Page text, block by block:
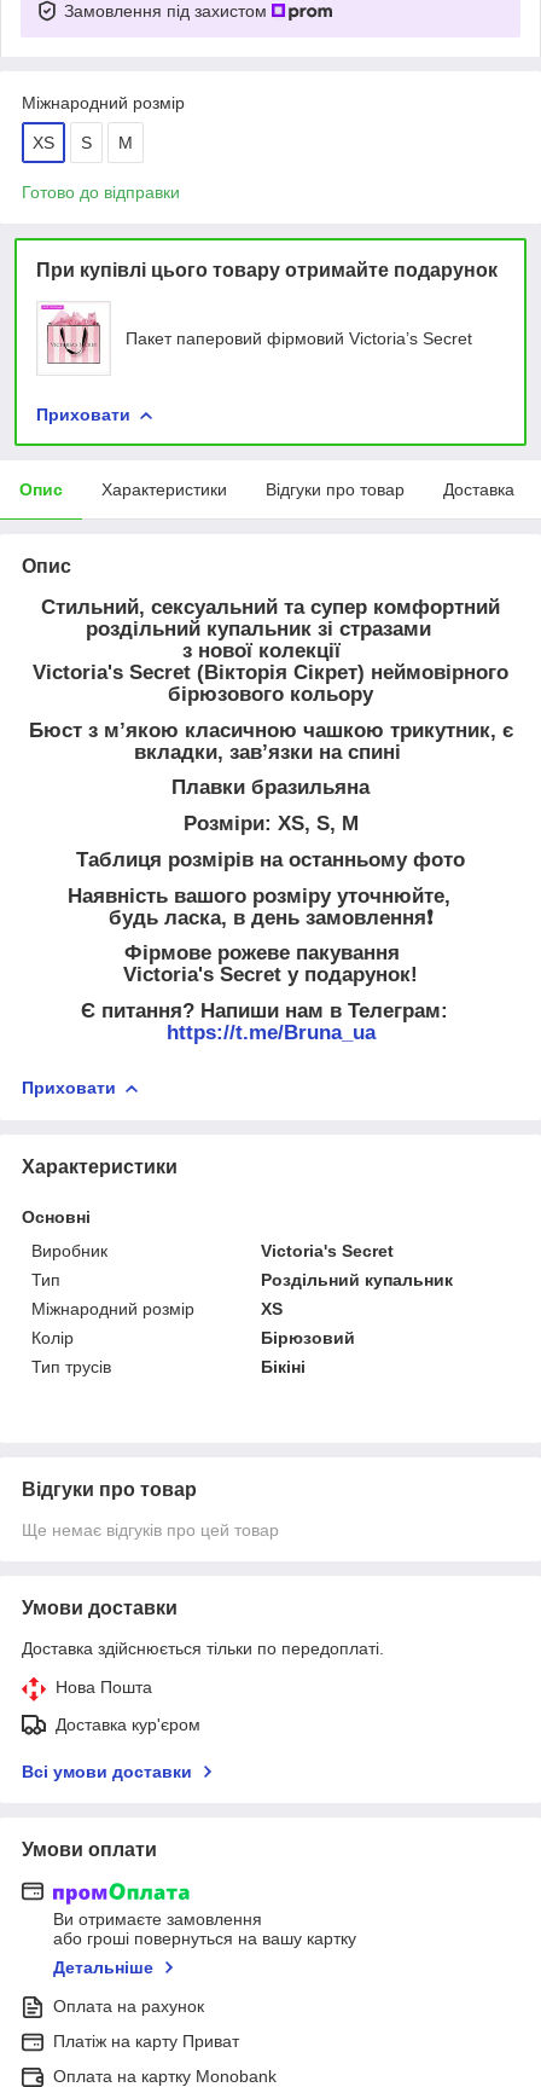
Замовлення під захистом
Міжнародний розмір
XS S M
Готово до відправки
При купівлі цього товару отримайте подарунок
Пакет паперовий фірмовий Victoria’s Secret
Приховати
Опис Характеристики Відгуки про товар Доставка
Опис
Стильний, сексуальний та супер комфортний
роздільний купальник зі стразами
з нової колекції
Victoria's Secret (Вікторія Сікрет) неймовірного
бірюзового кольору
Бюст з мʼякою класичною чашкою трикутник, є
вкладки, завʼязки на спині
Плавки бразильяна
Розміри: XS, S, M
Таблиця розмірів на останньому фото
Наявність вашого розміру уточнюйте,
будь ласка, в день замовлення❗️
Фірмове рожеве пакування
Victoria's Secret у подарунок!
Є питання? Напиши нам в Телеграм:
https://t.me/Bruna_ua
Приховати
Характеристики
Основні
Виробник
Victoria's Secret
Тип
Роздільний купальник
Міжнародний розмір
XS
Колір
Бірюзовий
Тип трусів
Бікіні
Відгуки про товар
Ще немає відгуків про цей товар
Умови доставки
Доставка здійснюється тільки по передоплаті.
Нова Пошта
Доставка кур'єром
Всі умови доставки
Умови оплати
Ви отримаєте замовлення
або гроші повернуться на вашу картку
Детальніше
Оплата на рахунок
Платіж на карту Приват
Оплата на картку Monobank